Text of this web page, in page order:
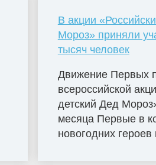
В акции
Мороз» приняли
тысяч человек
Движение Первых
всероссийской
детский Дед
месяца Первые в
новогодних героев